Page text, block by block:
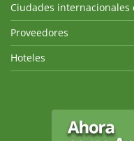
Ciudades internacionales
Proveedores
Hoteles